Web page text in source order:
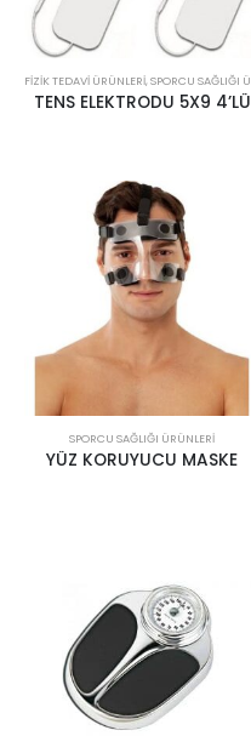
FIZIK TEDAVI ÜRÜNLERI,SPORCU SAĞLIĞI ÜRÜNLERI
TENS ELEKTRODU 5X9 4’LÜ
SPORCU SAĞLIĞI ÜRÜNLERI
YÜZ KORUYUCU MASKE